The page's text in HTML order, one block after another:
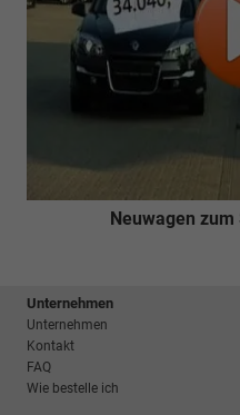
Neuwagen
Unternehmen
Unternehmen
Kontakt
FAQ
Wie bestelle ich